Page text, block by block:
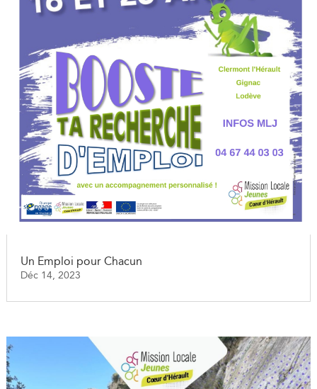
Un Emploi pour Chacun
Déc 14, 2023